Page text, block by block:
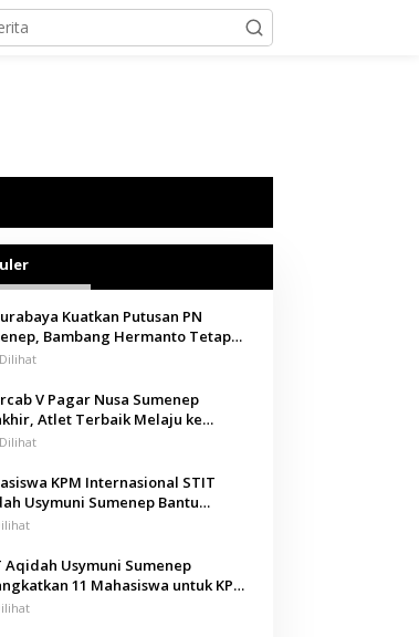
Kuatkan Putusan PN
Bambang Hermanto Tetap
Pemilik Sah Tanah di
V Pagar Nusa Sumenep
Atlet Terbaik Melaju ke
Jatim
KPM Internasional STIT
Usymuni Sumenep Bantu
Jenazah WNI di Malaysia
Aqidah Usymuni Sumenep
11 Mahasiswa untuk KPM
di Malaysia